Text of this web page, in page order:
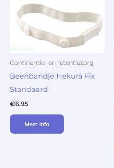
Continentie- en retentiezorg
Beenbandje Hekura Fix
Standaard
€6.95
Meer Info